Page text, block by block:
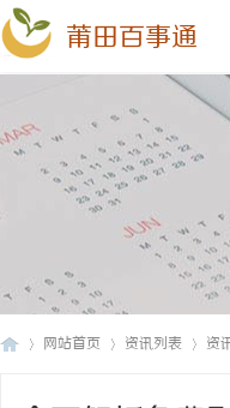
莆田百事通
网站首页 资讯列表 资